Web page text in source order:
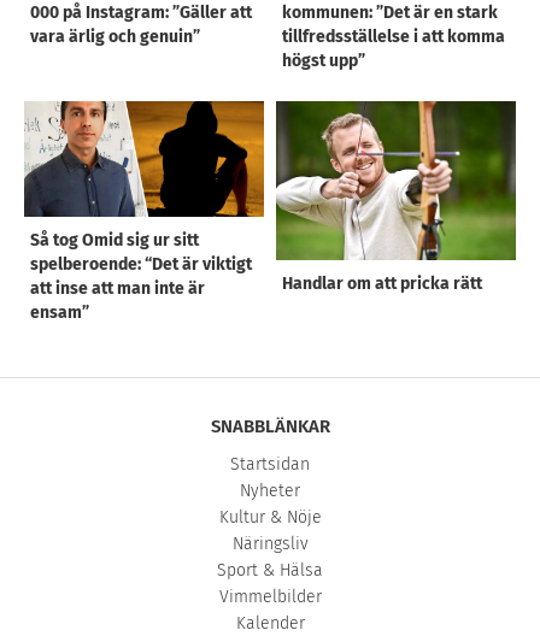
000 på Instagram: ”Gäller att
vara ärlig och genuin”
kommunen: ”Det är en stark
tillfredsställelse i att komma
högst upp”
Så tog Omid sig ur sitt
spelberoende: “Det är viktigt
att inse att man inte är
ensam”
Handlar om att pricka rätt
SNABBLÄNKAR
Startsidan
Nyheter
Kultur & Nöje
Näringsliv
Sport & Hälsa
Vimmelbilder
Kalender